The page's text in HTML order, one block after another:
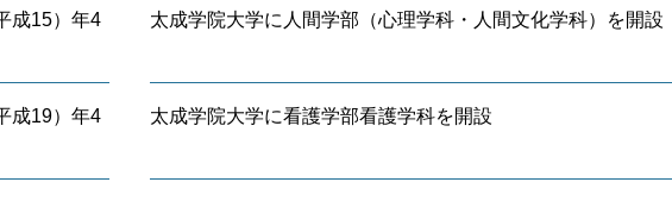
成15）年4
太成学院大学に人間学部（心理学科・人間文化学科）を開設
成19）年4
太成学院大学に看護学部看護学科を開設